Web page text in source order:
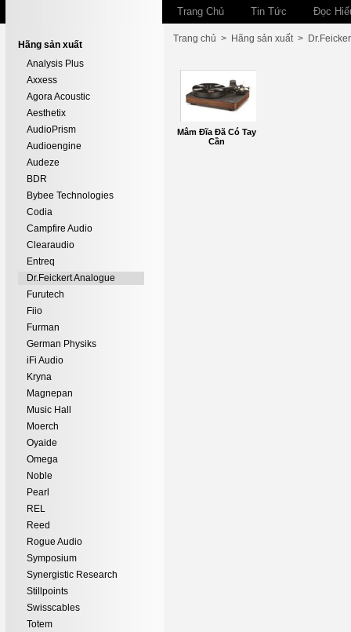
Trang Chủ Tin Tức Đọc
Hãng sản xuất
Analysis Plus
Axxess
Agora Acoustic
Aesthetix
AudioPrism
Audioengine
Audeze
BDR
Bybee Technologies
Codia
Campfire Audio
Clearaudio
Entreq
Dr.Feickert Analogue
Furutech
Fiio
Furman
German Physiks
iFi Audio
Kryna
Magnepan
Music Hall
Moerch
Oyaide
Omega
Noble
Pearl
REL
Reed
Rogue Audio
Symposium
Synergistic Research
Stillpoints
Swisscables
Totem
Trang chủ > Hãng sản xuất>
Mâm Đĩa Đã Có Tay
Cần